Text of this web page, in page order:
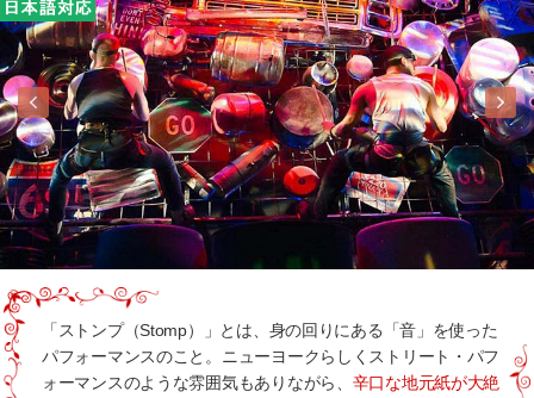
「ストンプ（Stomp）」とは、身の回りにある「音」を使った
パフォーマンスのこと。ニューヨークらしくストリート・パフ
ォーマンスのような雰囲気もありながら、 辛口な地元紙が大絶